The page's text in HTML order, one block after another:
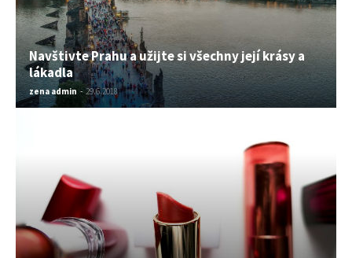
Navštivte Prahu a užijte si všechny její krásy a
lákadla
zena admin - 29.6.2018